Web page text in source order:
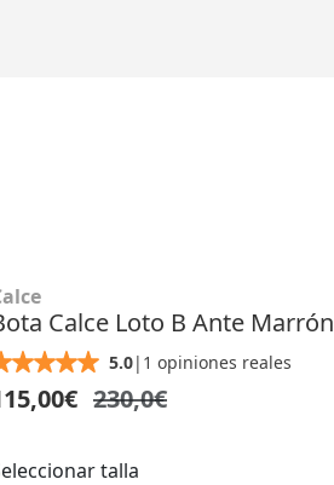
Calce Loto B Ante Marrón
5.0| 1 opiniones reales
230,0€
talla